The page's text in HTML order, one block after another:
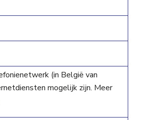
(in België van
mogelijk zijn. Meer